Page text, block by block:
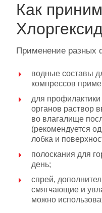
Как
Применение разных
водные составы
компрессов
для
органов раствор
во влагалище
(рекомендуется
лобка и
полоскания для
день;
спрей,
смягчающие и
можно